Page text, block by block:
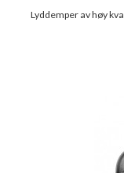
Lyddemper av høy